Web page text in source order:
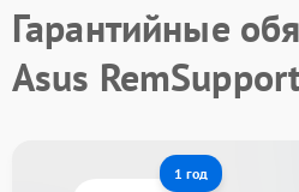
Гарантийные
Asus
1 год